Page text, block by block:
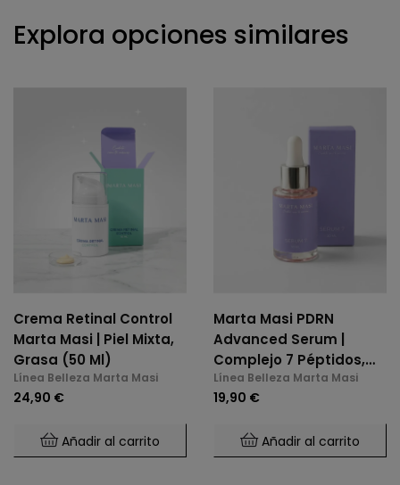
Explora opciones similares
Crema Retinal Control
Marta Masi | Piel Mixta,
Grasa (50 Ml)
Línea Belleza Marta Masi
24,90 €
Añadir al carrito
Marta Masi PDRN
Advanced Serum |
Complejo 7 Péptidos,
Niacinamida Y PDRN
Línea Belleza Marta Masi
19,90 €
Añadir al carrito